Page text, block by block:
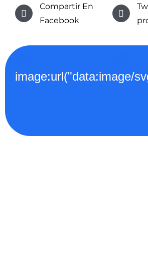
Compartir En
Facebook
image:url("data:image/